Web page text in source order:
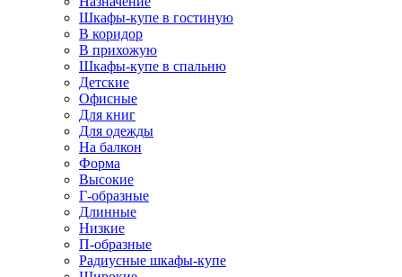
Шкафы-купе в гостиную
В коридор
В прихожую
Шкафы-купе в спальню
Детские
Офисные
Для книг
Для одежды
На балкон
Форма
Высокие
Г-образные
Длинные
Низкие
П-образные
Радиусные шкафы-купе